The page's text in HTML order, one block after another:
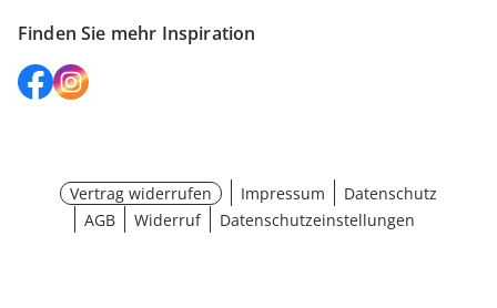
Finden Sie mehr Inspiration
Vertrag widerrufen Impressum
Datenschutz
AGB
Widerruf Datenschutzeinstellungen